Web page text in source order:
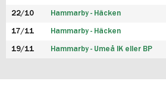
22/10 Hammarby - Häcken
17/11 Hammarby - Häcken
19/11 Hammarby - Umeå IK eller BP